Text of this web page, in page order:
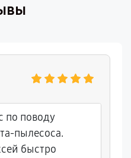
по поводу
пылесоса.
быстро